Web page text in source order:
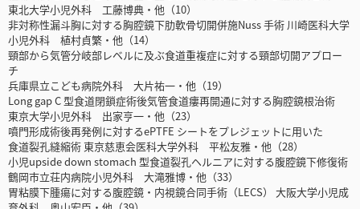
東北大学小児外科 工藤博典・他（10）
非対称性漏斗胸に対する胸腔鏡下肋軟骨切開併施Nuss 手術 川崎医科大学
小児外科 植村貞繁・他（14）
頸部から気管分岐部レベルに及ぶ食道重複症に対する頸部切開アプロー
チ
兵庫県立こども病院外科 大片祐一・他（19）
Long gap C 型食道閉鎖症術後気管食道瘻再開通に対する胸腔鏡根治術
東京大学小児外科 出家亨一・他（23）
噴門形成術後再発例に対するePTFE シートをプレジェットに用いた
食道裂孔縫縮術 東京慈恵会医科大学外科 平松友雅・他（28）
小児upside down stomach 型食道裂孔ヘルニアに対する腹腔鏡下修復術
鶴岡市立荘内病院小児外科 大滝雅博・他（33）
胃粘膜下腫瘍に対する腹腔鏡・内視鏡合同手術（LECS） 大阪大学小児成